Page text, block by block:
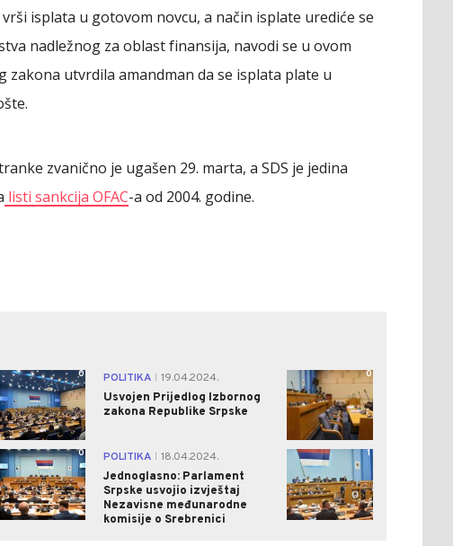
isplata u gotovom novcu, a način isplate urediće se
nadležnog za oblast finansija, navodi se u ovom
zakona utvrdila amandman da se isplata plate u
zvanično je ugašen 29. marta, a SDS je jedina
listi sankcija OFAC-a od 2004. godine.
0 POLITIKA
19.04.2024.
Usvojen Prijedlog Izbornog
zakona Republike Srpske
0
0 POLITIKA
18.04.2024.
Jednoglasno: Parlament
Srpske usvojio izvještaj
Nezavisne međunarodne
komisije o Srebrenici
1